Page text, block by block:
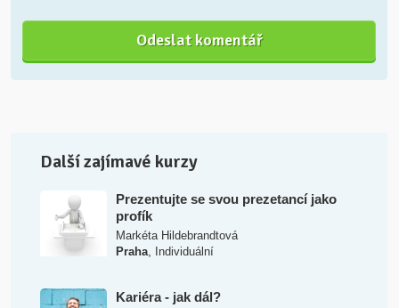
Další zajímavé kurzy
Prezentujte se svou prezetancí jako
profík
Markéta Hildebrandtová
Praha, Individuální
Kariéra - jak dál?